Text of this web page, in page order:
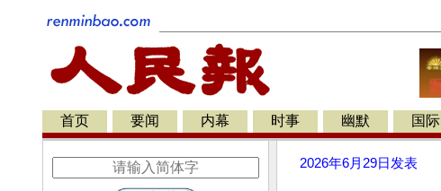
首页 要闻 内幕 时事 幽默 国际
2026年6月29日 发表